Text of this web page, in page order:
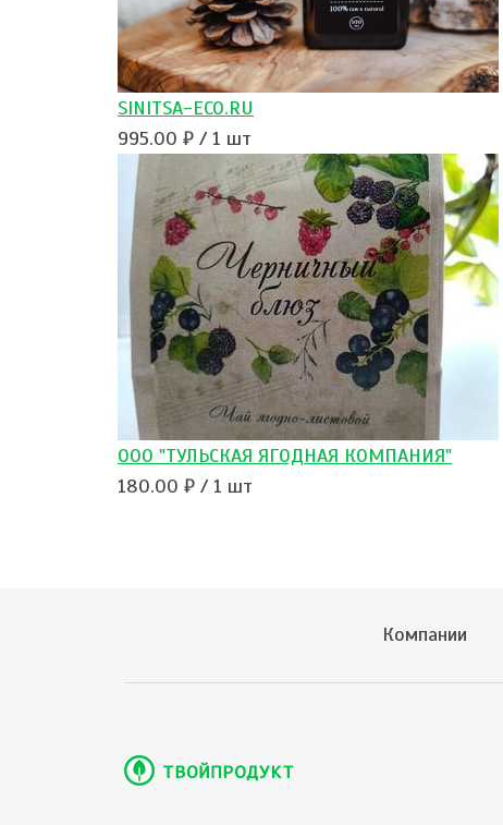
SINITSA-ECO.RU
995.00 ₽ / 1 шт
ООО "ТУЛЬСКАЯ ЯГОДНАЯ КОМПАНИЯ"
180.00 ₽ / 1 шт
Компании